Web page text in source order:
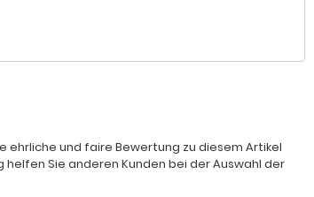
ehrliche und faire Bewertung zu diesem Artikel
helfen Sie anderen Kunden bei der Auswahl der